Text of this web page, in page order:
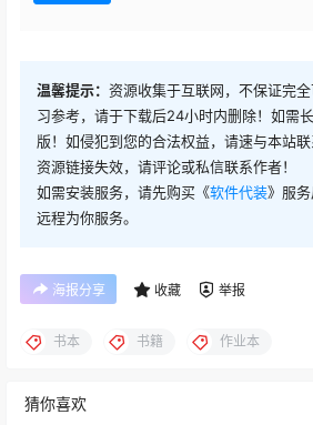
温馨提示： 资源收集于互联网，不保证完
习参考，请于下载后24小时内删除！如需
版！如侵犯到您的合法权益，请速与本站
资源链接失效，请评论或私信联系作者！
如需安装服务，请先购买《软件代装》服
远程为你服务。
海报分享 收藏 举报
书本 书籍 作业本
猜你喜欢